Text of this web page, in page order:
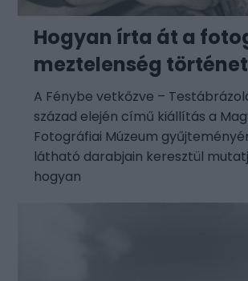
Hogyan írta át a
meztelenség
A Fénybe vetkőzve –
század elején című kiállítás a
Fotográfiai Múzeum
látható darabjain keresztül
hogyan